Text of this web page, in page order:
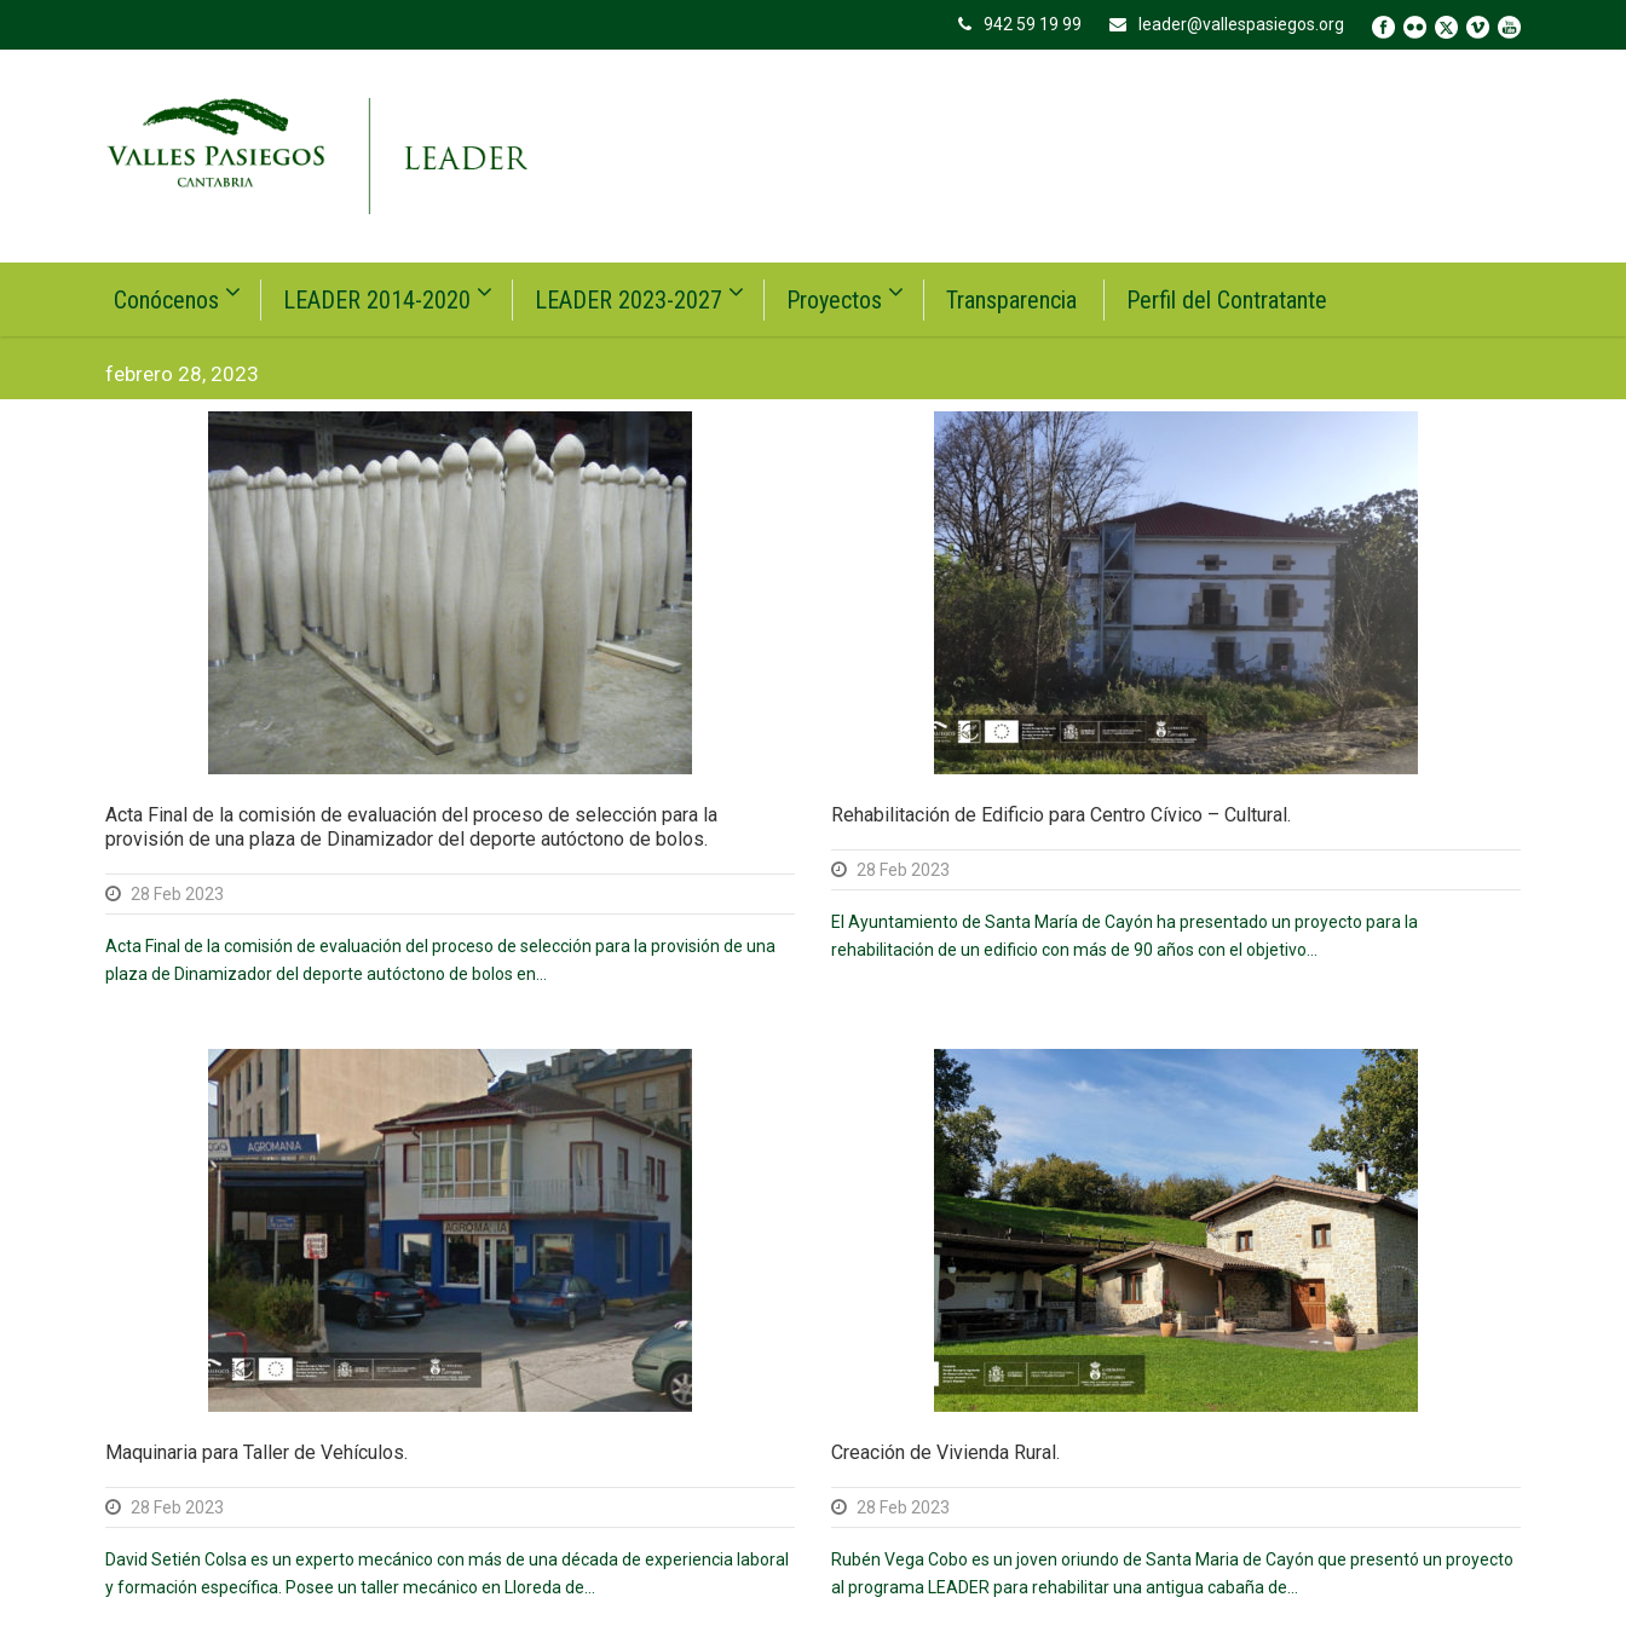
942 59 19 99 leader@vallespasiegos.org
Conócenos LEADER 2014-2020 LEADER 2023-2027 Proyectos Transparencia Perfil del Contratante
febrero 28, 2023
Acta Final de la comisión de evaluación del proceso de selección para la
provisión de una plaza de Dinamizador del deporte autóctono de bolos.
28 Feb 2023
Acta Final de la comisión de evaluación del proceso de selección para la provisión de una
plaza de Dinamizador del deporte autóctono de bolos en...
Rehabilitación de Edificio para Centro Cívico – Cultural.
28 Feb 2023
El Ayuntamiento de Santa María de Cayón ha presentado un proyecto para la
rehabilitación de un edificio con más de 90 años con el objetivo...
Maquinaria para Taller de Vehículos.
28 Feb 2023
David Setién Colsa es un experto mecánico con más de una década de experiencia laboral
y formación específica. Posee un taller mecánico en Lloreda de...
Creación de Vivienda Rural.
28 Feb 2023
Rubén Vega Cobo es un joven oriundo de Santa Maria de Cayón que presentó un proyecto
al programa LEADER para rehabilitar una antigua cabaña de...